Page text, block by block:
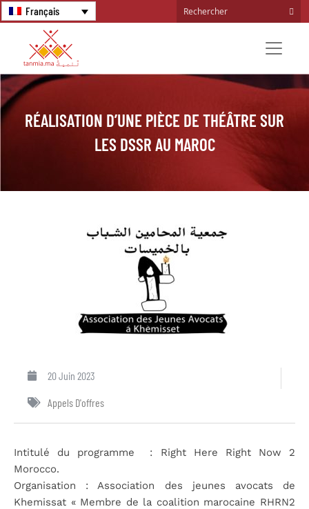
Français
RÉALISATION D’UNE PIÈCE DE THÉÂTRE SUR
LES DSSR AU MAROC
20 Juin 2023
Appels D'offres
Intitulé du programme : Right Here Right Now 2
Morocco.
Organisation : Association des jeunes avocats de
Khemissat « Membre de la coalition marocaine RHRN2